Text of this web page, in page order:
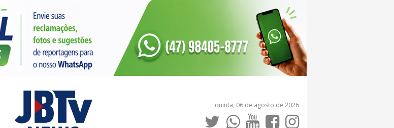
quinta, 06 de agosto de 2026